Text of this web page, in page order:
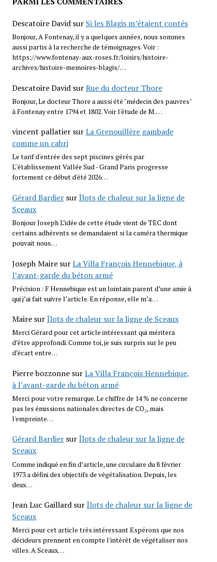
Descatoire Davidsur Si les Blagis m’étaient contés
Bonjour, A Fontenay, il y a quelques années, nous sommes
aussi partis à la recherche de témoignages. Voir :
https://www.fontenay-aux-roses.fr/loisirs/histoire-
archives/histoire-memoires-blagis/…
Descatoire DavidsurRue du docteur Thore
Bonjour, Le docteur Thore a aussi été "médecin des pauvres"
à Fontenay entre 1794 et 1802. Voir l'étude de M.…
vincent pallatiersurLa Grenouillère gambade
comme un cabri
Le tarif d'entrée des sept piscines gérés par
L''établissement Vallée Sud - Grand Paris progresse
fortement ce début d'été 2026…
Gérard BardiersurÎlots de chaleur sur la ligne de
Sceaux
Bonjour Joseph L’idée de cette étude vient de TEC dont
certains adhérents se demandaient si la caméra thermique
pouvait nous…
Joseph MairesurLa Villa François Hennebique, à
l’avant-garde du béton armé
Précision : F Hennebique est un lointain parent d’une amie à
qui j’ai fait suivre l’article. En réponse, elle m’a…
MairesurÎlots de chaleur sur la ligne de Sceaux
Merci Gérard pour cet article intéressant qui méritera
d’être approfondi. Comme toi, je suis surpris sur le peu
d’écart entre…
Pierre bozzonnesurLa Villa François Hennebique,
à l’avant-garde du béton armé
Merci pour votre remarque. Le chiffre de 14 % ne concerne
pas les émissions nationales directes de CO₂, mais
l'empreinte…
Gérard BardiersurÎlots de chaleur sur la ligne de
Sceaux
Comme indiqué en fin d’article, une circulaire du 8 février
1973 a défini des objectifs de végétalisation. Depuis, les
deux…
Jean Luc GaillardsurÎlots de chaleur sur la ligne de
Sceaux
Merci pour cet article très intéressant Espérons que nos
décideurs prennent en compte l'intérêt de végétaliser nos
villes. A Sceaux…